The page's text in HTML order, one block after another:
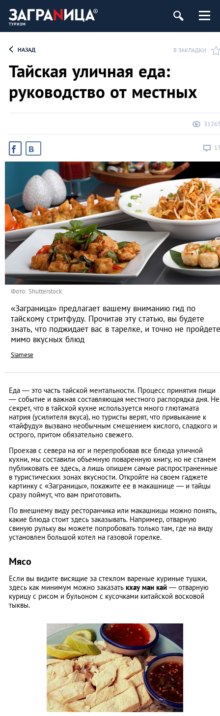
НАЗАД В ЗАКЛАДКИ
Тайская уличная еда:
руководство от местных
Фото: Shutterstock
«Заграница» предлагает вашему вниманию гид по
тайскому стритфуду. Прочитав эту статью, вы будете
знать, что поджидает вас в тарелке, и точно не пройдете
мимо вкусных блюд
Siamese
Еда — это часть тайской ментальности. Процесс принятия пищи
— событие и важная составляющая местного распорядка дня. Не
секрет, что в тайской кухне используется много глютамата
натрия (усилителя вкуса), но туристы верят, что привыкание к
«тайфуду» вызвано необычным смешением кислого, сладкого и
острого, притом обязательно свежего.
Проехав с севера на юг и перепробовав все блюда уличной
кухни, мы составили объемную поваренную книгу, но не станем
публиковать ее здесь, а лишь опишем самые распространенные
в туристических зонах вкусности. Откройте на своем гаджете
картинку с «Заграницы», покажите ее в макашнице — и тайцы
сразу поймут, что вам приготовить.
По внешнему виду ресторанчика или макашницы можно понять,
какие блюда стоит здесь заказывать. Например, отварную
свиную рульку вы можете попробовать только там, где на виду
установлен большой котел на газовой горелке.
Мясо
Если вы видите висящие за стеклом вареные куриные тушки,
здесь как минимум можно заказать кхау ман кай — отварную
курицу с рисом и бульоном с кусочками китайской восковой
тыквы.